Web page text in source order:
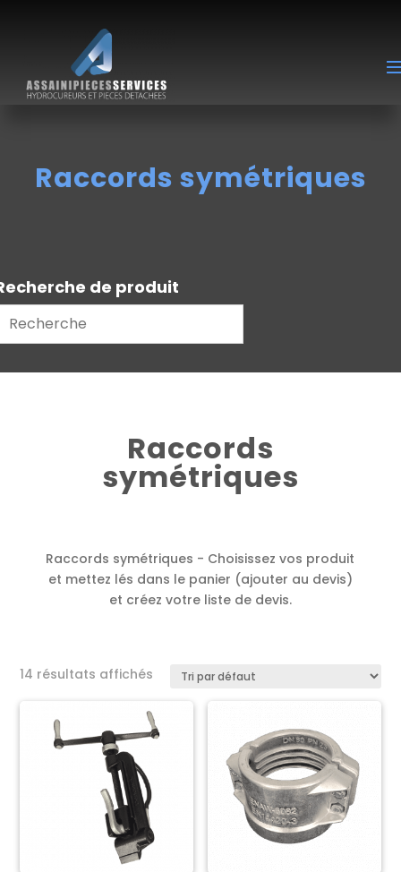
Raccords symétriques
de produit
Raccords
symétriques
Raccords symétriques - Choisissez vos produit
et mettez lés dans le panier (ajouter au devis)
et créez votre liste de devis.
14 résultats affichés